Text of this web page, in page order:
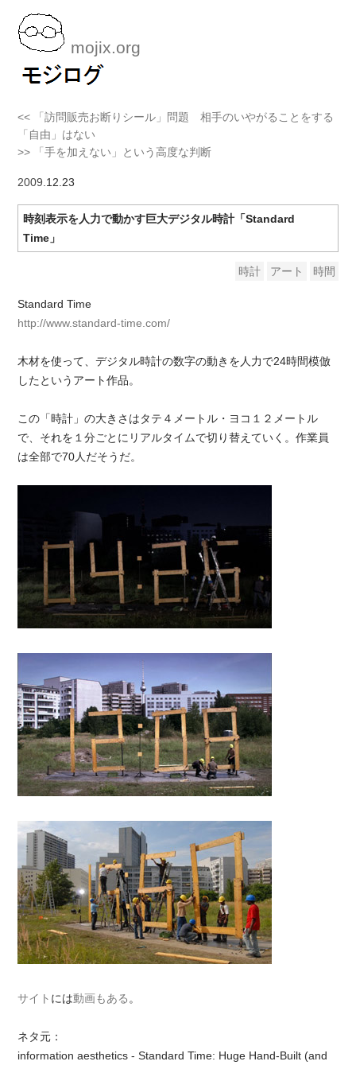
mojix.org
<< 「訪問販売お断りシール」問題 相手のいやがることをする
「自由」はない
>> 「手を加えない」という高度な判断
2009 .12.23
時刻表示を人力で動かす巨大デジタル時計「Standard
Time」
時計 アート 時間
Standard Time
http://www.standard-time.com/
木材を使って、デジタル時計の数字の動きを人力で24時間模倣
したというアート作品。
この「時計」の大きさはタテ４メートル・ヨコ１２メートル
で、それを１分ごとにリアルタイムで切り替えていく。作業員
は全部で70人だそうだ。
サイト には動画もある 。
ネタ元：
information aesthetics - Standard Time: Huge Hand-Built (and